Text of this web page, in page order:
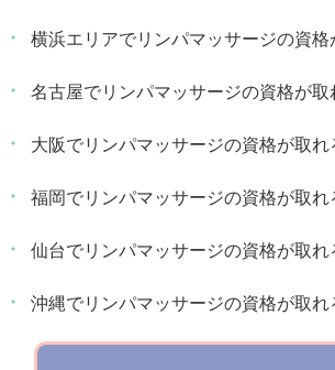
横浜エリアでリンパマッサージの資
名古屋でリンパマッサージの資格が取
大阪でリンパマッサージの資格が取れ
福岡でリンパマッサージの資格が取れ
仙台でリンパマッサージの資格が取れ
沖縄でリンパマッサージの資格が取れ